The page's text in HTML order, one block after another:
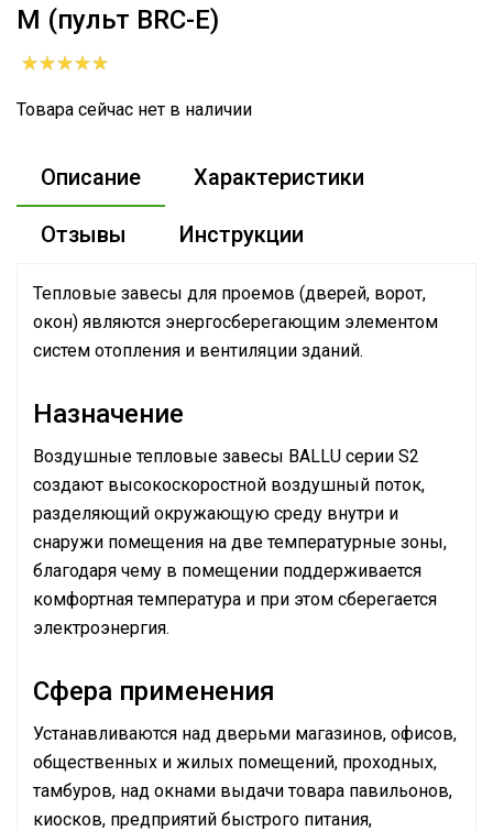
M (пульт BRC-E)
Товара сейчас нет в наличии
Описание Характеристики
Отзывы Инструкции
Тепловые завесы для проемов (дверей, ворот,
окон) являются энергосберегающим элементом
систем отопления и вентиляции зданий.
Назначение
Воздушные тепловые завесы BALLU серии S2
создают высокоскоростной воздушный поток,
разделяющий окружающую среду внутри и
снаружи помещения на две температурные зоны,
благодаря чему в помещении поддерживается
комфортная температура и при этом сберегается
электроэнергия.
Сфера применения
Устанавливаются над дверьми магазинов, офисов,
общественных и жилых помещений, проходных,
тамбуров, над окнами выдачи товара павильонов,
киосков, предприятий быстрого питания,